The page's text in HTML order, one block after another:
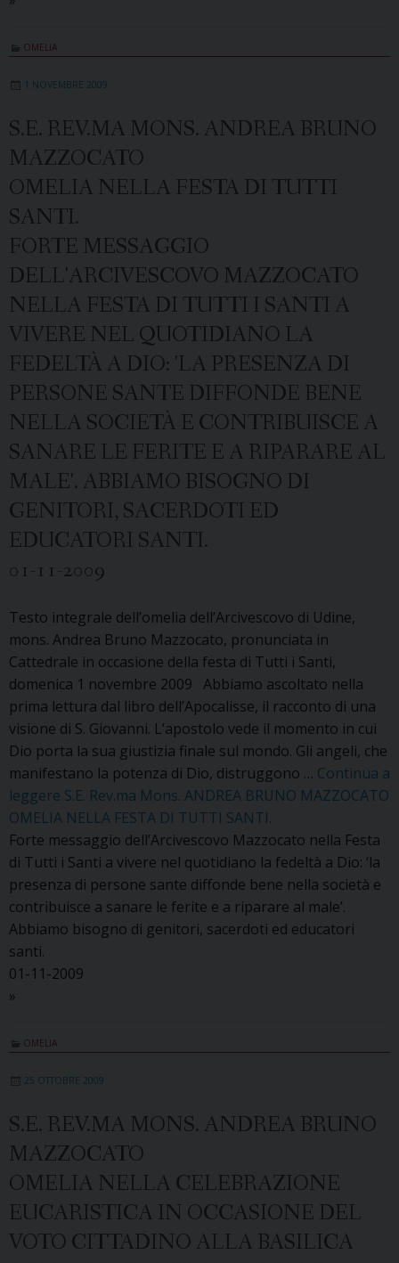
OMELIA
1 NOVEMBRE 2009
S.E. REV.MA MONS. ANDREA BRUNO
MAZZOCATO
OMELIA NELLA FESTA DI TUTTI
SANTI.
FORTE MESSAGGIO
DELL'ARCIVESCOVO MAZZOCATO
NELLA FESTA DI TUTTI I SANTI A
VIVERE NEL QUOTIDIANO LA
FEDELTÀ A DIO: 'LA PRESENZA DI
PERSONE SANTE DIFFONDE BENE
NELLA SOCIETÀ E CONTRIBUISCE A
SANARE LE FERITE E A RIPARARE AL
MALE'. ABBIAMO BISOGNO DI
GENITORI, SACERDOTI ED
EDUCATORI SANTI.
01-11-2009
Testo integrale dell’omelia dell’Arcivescovo di Udine,
mons. Andrea Bruno Mazzocato, pronunciata in
Cattedrale in occasione della festa di Tutti i Santi,
domenica 1 novembre 2009 Abbiamo ascoltato nella
prima lettura dal libro dell’Apocalisse, il racconto di una
visione di S. Giovanni. L’apostolo vede il momento in cui
Dio porta la sua giustizia finale sul mondo. Gli angeli, che
manifestano la potenza di Dio, distruggono … Continua a
leggere S.E. Rev.ma Mons. ANDREA BRUNO MAZZOCATO
OMELIA NELLA FESTA DI TUTTI SANTI.
Forte messaggio dell’Arcivescovo Mazzocato nella Festa
di Tutti i Santi a vivere nel quotidiano la fedeltà a Dio: ‘la
presenza di persone sante diffonde bene nella società e
contribuisce a sanare le ferite e a riparare al male’.
Abbiamo bisogno di genitori, sacerdoti ed educatori
santi.
01-11-2009
»
OMELIA
25 OTTOBRE 2009
S.E. REV.MA MONS. ANDREA BRUNO
MAZZOCATO
OMELIA NELLA CELEBRAZIONE
EUCARISTICA IN OCCASIONE DEL
VOTO CITTADINO ALLA BASILICA